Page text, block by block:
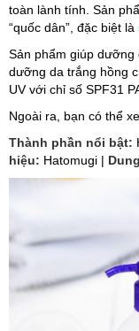
toàn lành tính. Sản
“quốc dân”, đặc biệt là
Sản phẩm giúp dưỡng
dưỡng da trắng hồng
UV với chỉ số SPF31
Ngoài ra, bạn có thể
Thành phần nổi bật:
hiệu: Hatomugi |